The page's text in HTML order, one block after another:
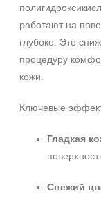
работают на
глубоко. Это
процедуру
кожи.
Ключевые
Гладкая
Свежий